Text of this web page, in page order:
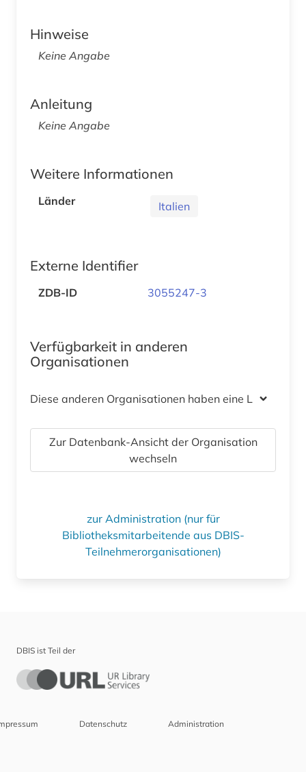
Hinweise
Keine Angabe
Anleitung
Keine Angabe
Weitere Informationen
Länder Italien
Externe Identifier
ZDB-ID 3055247-3
Verfügbarkeit in anderen
Organisationen
Diese anderen Organisationen haben eine Lizenz
Zur Datenbank-Ansicht der Organisation
wechseln
zur Administration (nur für
Bibliotheksmitarbeitende aus DBIS-
Teilnehmerorganisationen)
DBIS ist Teil der
Datenschutz Administration